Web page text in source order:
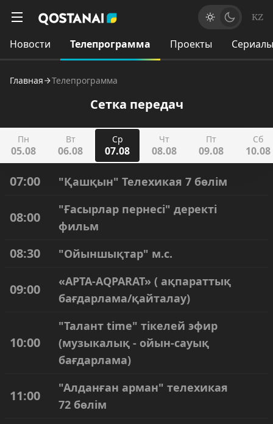
KZ
Новости Телепрограмма Проекты Сериалы
Главная Телепрограмма
Сетка передач
Пн
05.08
Вт
06.08
Ср
07.08
Чт
08.08
Пт
09.08
Сб
10.08
07:00 "Қашқын" Телехикая 7 бөлім
08:00
"Ғасырлар пернесі" деректі
фильм
08:30 "Ойыншықтар" м.с.
09:00
«АPТА-АQPARAT» ( ақпараттық
бағдарлама/қайталау)
10:00
"Талант time" тікелей эфир
(музыкалық - ойын-сауық
бағдарлама)
11:00
"Алданған арман" телехикая
72 бөлім